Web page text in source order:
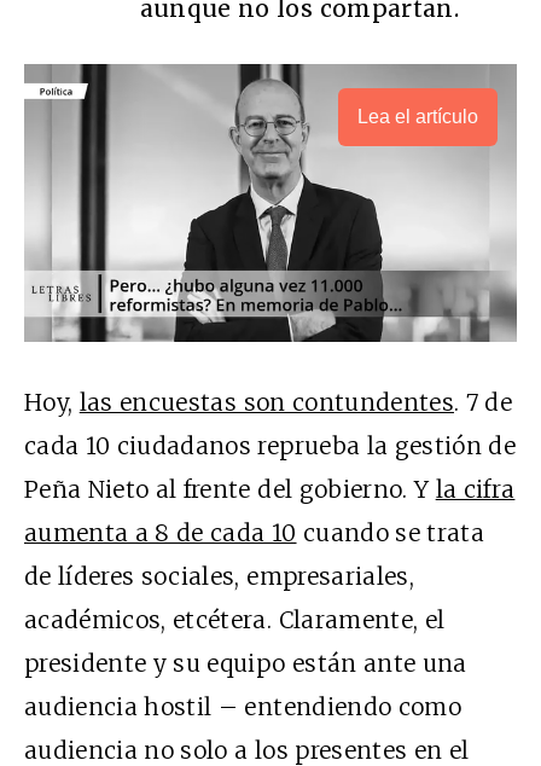
aunque no los compartan.
Lea el artículo
Hoy, las encuestas son contundentes. 7 de
cada 10 ciudadanos reprueba la gestión de
Peña Nieto al frente del gobierno. Y la cifra
aumenta a 8 de cada 10 cuando se trata
de líderes sociales, empresariales,
académicos, etcétera. Claramente, el
presidente y su equipo están ante una
audiencia hostil – entendiendo como
audiencia no solo a los presentes en el